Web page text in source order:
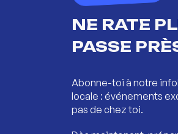
NE RATE
PASSE
Abonne-toi à notre
locale : événements
pas de chez toi.